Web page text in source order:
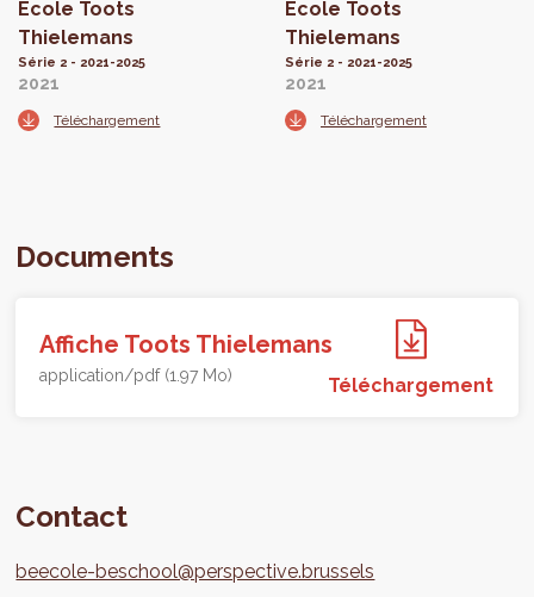
École Toots
Thielemans
Série 2 - 2021-2025
2021
Téléchargement
École Toots
Thielemans
Série 2 - 2021-2025
2021
Téléchargement
Documents
Affiche Toots Thielemans
application/pdf (1.97 Mo) Téléchargement
Contact
beecole-beschool@perspective.brussels